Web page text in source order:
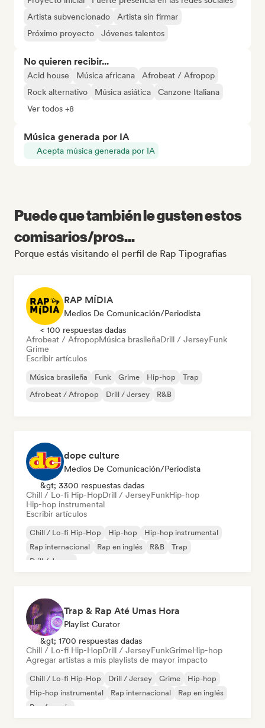
Artista subvencionado
Artista sin firmar
Próximo proyecto
Jóvenes talentos
No quieren recibir...
Acid house Música africana
Afrobeat / Afropop
Rock alternativo
Música asiática
Canzone Italiana
Ver todos +8
Música generada por IA
Acepta música generada por IA
Puede que también le gusten estos
comisarios/pros...
Porque estás visitando el perfil de Rap Tipografias
RAP MÍDIA
Medios De Comunicación/Periodista
< 100 respuestas dadas
Afrobeat / AfropopMúsica brasileñaDrill / JerseyFunk
Grime
Escribir artículos
Música brasileña Funk Grime Hip-hop
Trap
Afrobeat / Afropop
Drill / Jersey R&B
dope culture
Medios De Comunicación/Periodista
&gt; 3300 respuestas dadas
Chill / Lo-fi Hip-HopDrill / JerseyFunkHip-hop
Hip-hop instrumental
Escribir artículos
Chill / Lo-fi Hip-Hop Hip-hop
Hip-hop instrumental
Rap internacional
Rap en inglés R&B
Trap
Drill / Jersey
Trap & Rap Até Umas Hora
Playlist Curator
&gt; 1700 respuestas dadas
Chill / Lo-fi Hip-HopDrill / JerseyFunkGrimeHip-hop
Agregar artistas a mis playlists de mayor impacto
Chill / Lo-fi Hip-Hop Drill / Jersey Grime
Hip-hop
Hip-hop instrumental
Rap internacional
Rap en inglés
Rap francés